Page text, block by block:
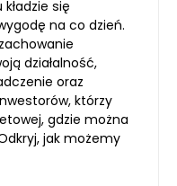
się
na co dzień.
działalność,
oraz
którzy
gdzie można
jak możemy